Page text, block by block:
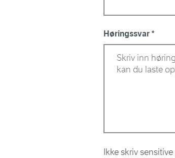
Høringssvar
Ikke skriv